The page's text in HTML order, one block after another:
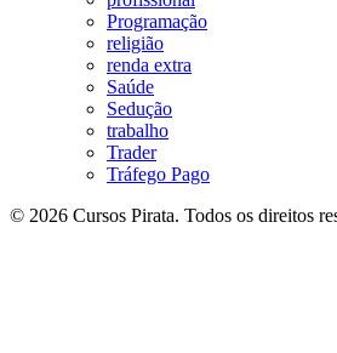
Programação
religião
renda extra
Saúde
Sedução
trabalho
Trader
Tráfego Pago
© 2026 Cursos Pirata. Todos os direitos